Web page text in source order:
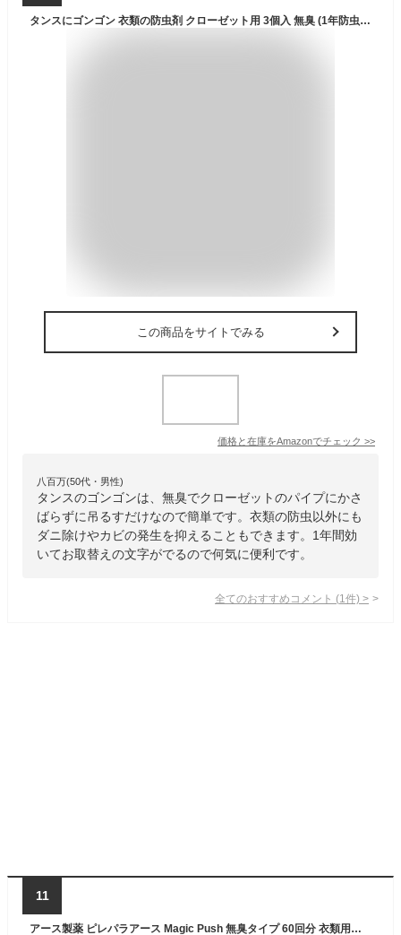
タンスにゴンゴン 衣類の防虫剤 クローゼット用 3個入 無臭 (1年防虫・防カビ・ダニよけ)
この商品をサイトでみる
価格と在庫をAmazonでチェック >>
八百万(50代・男性)
タンスのゴンゴンは、無臭でクローゼットのパイプにかさ
ばらずに吊るすだけなので簡単です。衣類の防虫以外にも
ダニ除けやカビの発生を抑えることもできます。1年間効
いてお取替えの文字がでるので何気に便利です。
全てのおすすめコメント (1 件) >
11
アース製薬 ピレパラアース Magic Push 無臭タイプ 60回分 衣類用防虫剤 クローゼット 衣装ケース 消臭 ダニよけ